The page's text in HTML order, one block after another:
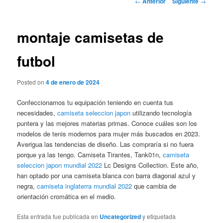
montaje camisetas de
futbol
Posted on4 de enero de 2024
Confeccionamos tu equipación teniendo en cuenta tus
necesidades,camiseta seleccion japon utilizando tecnología
puntera y las mejores materias primas. Conoce cuáles son los
modelos de tenis modernos para mujer más buscados en 2023.
Averigua las tendencias de diseño. Las compraría si no fuera
porque ya las tengo. Camiseta Tirantes, Tank01n,camiseta
seleccion japon mundial 2022 Lc Designs Collection. Este año,
han optado por una camiseta blanca con barra diagonal azul y
negra,camiseta inglaterra mundial 2022 que cambia de
orientación cromática en el medio.
Esta entrada fue publicada en Uncategorizedy etiquetada